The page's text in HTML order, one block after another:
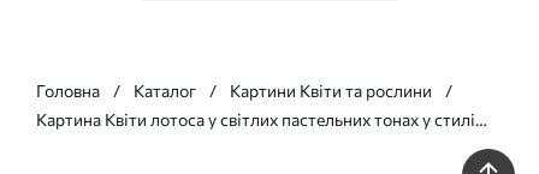
Головна Каталог
Картини Квіти та рослини
Картина Квіти лотоса у світлих пастельних тонах у стилі